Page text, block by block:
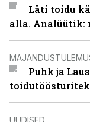
Läti toidu
alla. Analüütik:
Puhk ja
UUDISED